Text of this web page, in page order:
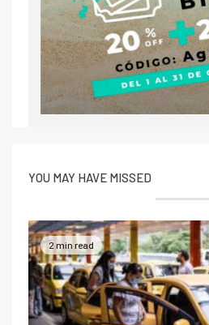
YOU MAY HAVE MISSED
2 min read